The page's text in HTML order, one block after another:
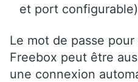
et port configurable)
Le mot de passe
Freebox peut être
une connexion